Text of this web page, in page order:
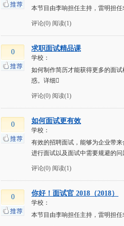
本节目由李响担任主持，雷明担
评论(0) 阅读(1)
0 求职面试精品课
学校：
如何制作简历才能获得更多的面
惑。详细
评论(0) 阅读(1)
0 如何面试更有效
学校：
有效的招聘面试，能够为企业带
进行面试以及面试中需要规避的
评论(0) 阅读(1)
0 你好！面试官 2018（2018）
学校：
本节目由李响担任主持，雷明担